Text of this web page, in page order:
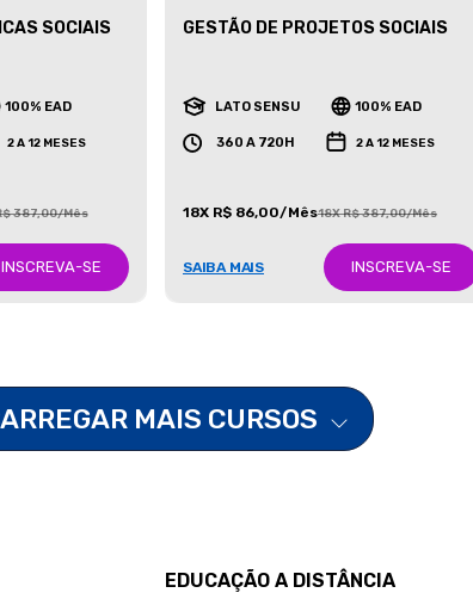
SOCIAIS
100% EAD
2 A 12 MESES
387,00/Mês
INSCREVA-SE
GESTÃO DE PROJETOS SOCIAIS
LATO SENSU 100% EAD
360 A 720H 2 A 12 MESES
18X R$ 86,00/Mês18X R$ 387,00/Mês
SAIBA MAIS INSCREVA-SE
MAIS CURSOS
EDUCAÇÃO A DISTÂNCIA